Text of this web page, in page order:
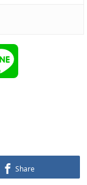
Share